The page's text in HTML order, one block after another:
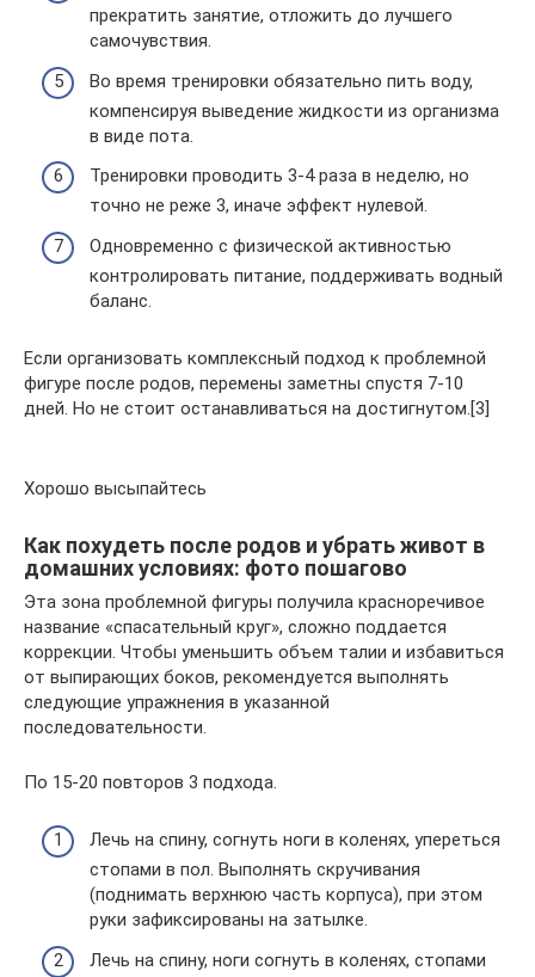
прекратить занятие, отложить до лучшего
самочувствия.
Во время тренировки обязательно пить воду,
компенсируя выведение жидкости из организма
в виде пота.
Тренировки проводить 3-4 раза в неделю, но
точно не реже 3, иначе эффект нулевой.
Одновременно с физической активностью
контролировать питание, поддерживать водный
баланс.
Если организовать комплексный подход к проблемной
фигуре после родов, перемены заметны спустя 7-10
дней. Но не стоит останавливаться на достигнутом.[3]
Хорошо высыпайтесь
Как похудеть после родов и убрать живот в
домашних условиях: фото пошагово
Эта зона проблемной фигуры получила красноречивое
название «спасательный круг», сложно поддается
коррекции. Чтобы уменьшить объем талии и избавиться
от выпирающих боков, рекомендуется выполнять
следующие упражнения в указанной
последовательности.
По 15-20 повторов 3 подхода.
Лечь на спину, согнуть ноги в коленях, упереться
стопами в пол. Выполнять скручивания
(поднимать верхнюю часть корпуса), при этом
руки зафиксированы на затылке.
Лечь на спину, ноги согнуть в коленях, стопами